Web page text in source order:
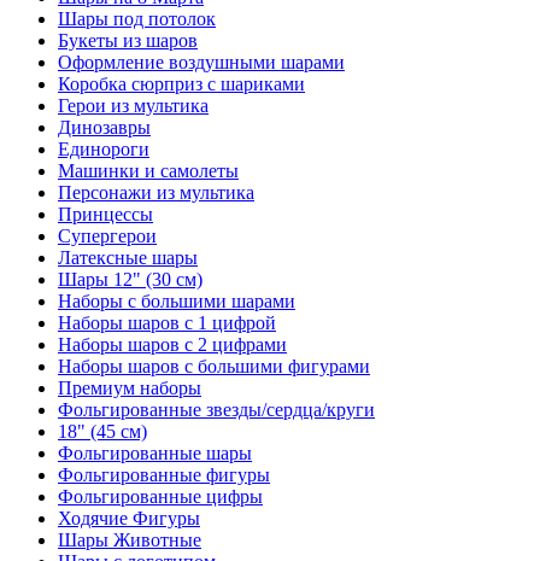
Шары под потолок
Букеты из шаров
Оформление воздушными шарами
Коробка сюрприз с шариками
Герои из мультика
Динозавры
Единороги
Машинки и самолеты
Персонажи из мультика
Принцессы
Супергерои
Латексные шары
Шары 12" (30 см)
Наборы с большими шарами
Наборы шаров с 1 цифрой
Наборы шаров с 2 цифрами
Наборы шаров с большими фигурами
Премиум наборы
Фольгированные звезды/сердца/круги
18" (45 см)
Фольгированные шары
Фольгированные фигуры
Фольгированные цифры
Ходячие Фигуры
Шары Животные